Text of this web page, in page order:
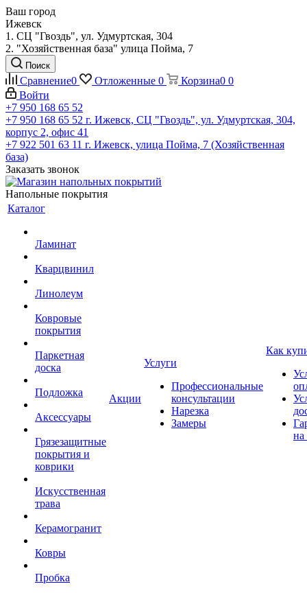
Ваш город
Ижевск
1. СЦ "Гвоздь", ул. Удмуртская, 304
2. "Хозяйственная база" улица Пойма, 7
Поиск
Сравнение0 Отложенные 0 Корзина0 0
Войти
+7 950 168 65 52
+7 950 168 65 52 г. Ижевск, СЦ "Гвоздь", ул. Удмуртская, 304,
корпус 2, офис 41
+7 922 501 63 11 г. Ижевск, улица Пойма, 7 (Хозяйственная
база)
Заказать звонок
Напольные покрытия
Каталог
Ламинат
Кварцвинил
Линолеум
Ковровые
покрытия
Паркетная
доска
Подложка
Аксессуары
Грязезащитные
покрытия и
коврики
Искусственная
трава
Керамогранит
Ковры
Пробка
Акции
Услуги
Профессиональные
консультации
Нарезка
Замеры
Как
на